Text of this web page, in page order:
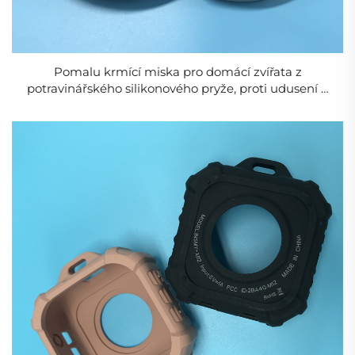
silikonová pryž se v interiérovém designu používá s
držení produktů. Silikonová pryž se v interiérovém
designu používá s důrazem na pohodlí a odolnost a
- **Automotive**: Těsnění, podložky, tlumiče vibrací
(tepelně odolné až do **250°C+**).
- **Lékařský**: Implantáty, hadice, těsnění
(biokompatibilní a sterilizovatelné).
- **Elektrotechnika**: Klávesy, konektory, izolace
(dielektrické vlastnosti).
Pomalu krmící miska pro domácí zvířata z
potravinářského silikonového pryže, proti udusení a